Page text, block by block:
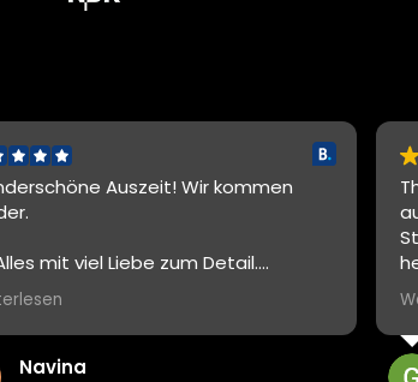
Auszeit! Wir kommen
mit viel Liebe zum Detail.
und Stil super geschmackvoll.
super zuvorkommend.
Navina